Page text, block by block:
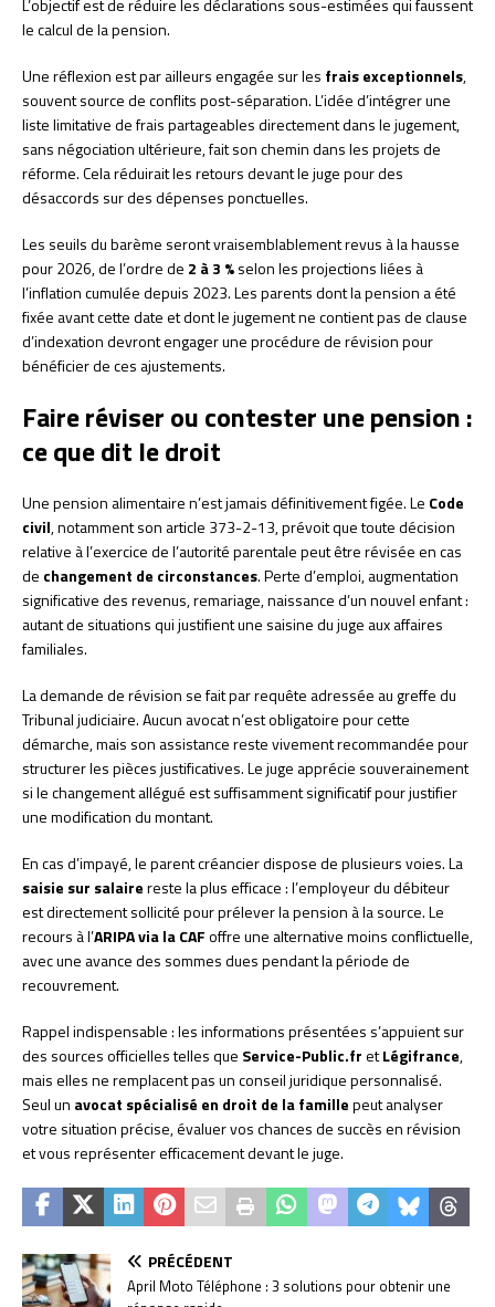
L’objectif est de réduire les déclarations sous-estimées qui faussent
le calcul de la pension.
Une réflexion est par ailleurs engagée sur les frais exceptionnels,
souvent source de conflits post-séparation. L’idée d’intégrer une
liste limitative de frais partageables directement dans le jugement,
sans négociation ultérieure, fait son chemin dans les projets de
réforme. Cela réduirait les retours devant le juge pour des
désaccords sur des dépenses ponctuelles.
Les seuils du barème seront vraisemblablement revus à la hausse
pour 2026, de l’ordre de 2 à 3 %selon les projections liées à
l’inflation cumulée depuis 2023. Les parents dont la pension a été
fixée avant cette date et dont le jugement ne contient pas de clause
d’indexation devront engager une procédure de révision pour
bénéficier de ces ajustements.
Faire réviser ou contester une pension :
ce que dit le droit
Une pension alimentaire n’est jamais définitivement figée. Le Code
civil, notamment son article 373-2-13, prévoit que toute décision
relative à l’exercice de l’autorité parentale peut être révisée en cas
de changement de circonstances. Perte d’emploi, augmentation
significative des revenus, remariage, naissance d’un nouvel enfant :
autant de situations qui justifient une saisine du juge aux affaires
familiales.
La demande de révision se fait par requête adressée au greffe du
Tribunal judiciaire. Aucun avocat n’est obligatoire pour cette
démarche, mais son assistance reste vivement recommandée pour
structurer les pièces justificatives. Le juge apprécie souverainement
si le changement allégué est suffisamment significatif pour justifier
une modification du montant.
En cas d’impayé, le parent créancier dispose de plusieurs voies. La
saisie sur salairereste la plus efficace : l’employeur du débiteur
est directement sollicité pour prélever la pension à la source. Le
recours à l’ARIPA via la CAFoffre une alternative moins conflictuelle,
avec une avance des sommes dues pendant la période de
recouvrement.
Rappel indispensable : les informations présentées s’appuient sur
des sources officielles telles que Service-Public.fretLégifrance,
mais elles ne remplacent pas un conseil juridique personnalisé.
Seul un avocat spécialisé en droit de la famillepeut analyser
votre situation précise, évaluer vos chances de succès en révision
et vous représenter efficacement devant le juge.
PRÉCÉDENT
April Moto Téléphone : 3 solutions pour obtenir une